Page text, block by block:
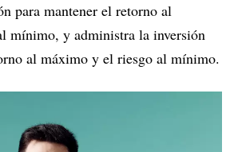
para mantener el retorno al
mínimo, y administra la inversión
al máximo y el riesgo al mínimo.